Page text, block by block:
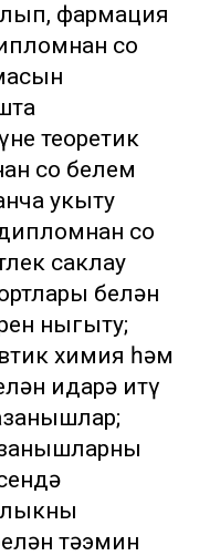
фармация
соң
теоретик
соң белем
укыту
соң
саклау
белән
ныгыту;
химия һәм
идарә итү
тәэмин